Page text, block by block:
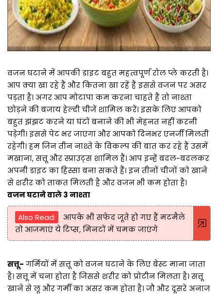
वजन घटाने में आपकी डाइट बहुत महत्वपूर्ण रोल प्ले करती है।
आप क्या खा रहे हैं और कितना खा रहें हैं इससे वजन पर असर
पड़ता है। अगर आप मोटापा कम करना चाहते हैं तो नाश्ता
छोड़ने की बजाय हेल्दी चीजें शामिल करें। इसके लिए आपको
बहुत झंझट करने या घंटों बनाने की भी मेहनत नहीं करनी
पड़ेगी। इससे पेट भर जाएगा और आपको दिनभर एनर्जी मिलती
रहेगी। हम जिन तीन नाश्ते के विकल्प की बात कर रहे हैं उसमें
मखाना, सत्तू और स्प्राउट्स शामिल हैं। आप इन्हें बदल-बदलकर
अपनी डाइट का हिस्सा बना सकते हैं। इन तीनों चीजों को खाने
से शरीर को ताकत मिलती है और वजन भी कम होता है।
वजन घटाने वाले 3 नाश्ता
Also Read:
आपके भी सफेद जूते हो गए हैं मटमैले
तो आजमाएं ये टिप्स, मिनटों में चमक जाएंगे
सत्तू- गर्मियों में सत्तू को वजन घटाने के लिए बेस्ट माना जाता
है। सत्तू में चना होता है जिससे शरीर को प्रोटीन मिलता है। सत्तू
खाने से लू और गर्मी का असर कम होता है। जौ और दूसरे अनाज